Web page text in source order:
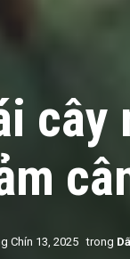
cây
Chín 13, 2025 trong